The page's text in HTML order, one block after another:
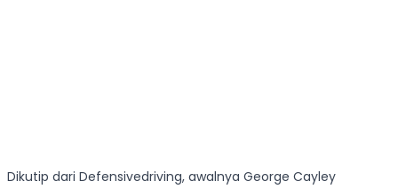
Dikutip dari Defensivedriving, awalnya George Cayley